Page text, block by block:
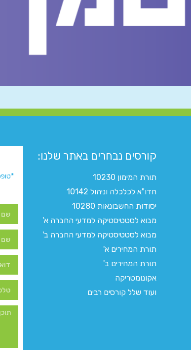
קורסים נבחרים באתר שלנו:​
תורת המימון 10230
חדו"א לכלכלה וניהול 10142
יסודות החשבונאות 10280
מבוא לסטטיסטיקה למדעי החברה א'
מבוא לסטטיסטיקה למדעי החברה ב'
תורת המחירים א'
תורת המחירים ב'
אקונומטריקה
ועוד שלל קורסים רבים